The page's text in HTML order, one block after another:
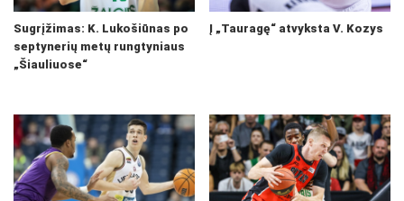
Sugrįžimas: K. Lukošiūnas po
septynerių metų rungtyniaus
„Šiauliuose“
Į „Tauragę“ atvyksta V. Kozys